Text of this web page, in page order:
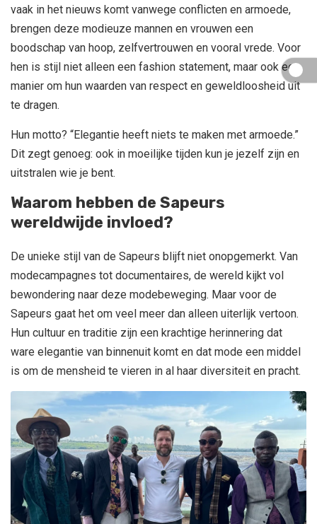
vaak in het nieuws komt vanwege conflicten en armoede,
brengen deze modieuze mannen en vrouwen een
boodschap van hoop, zelfvertrouwen en vooral vrede. Voor
hen is stijl niet alleen een fashion statement, maar ook een
manier om hun waarden van respect en geweldloosheid uit
te dragen.
Hun motto? “Elegantie heeft niets te maken met armoede.”
Dit zegt genoeg: ook in moeilijke tijden kun je jezelf zijn en
uitstralen wie je bent.
Waarom hebben de Sapeurs
wereldwijde invloed?
De unieke stijl van de Sapeurs blijft niet onopgemerkt. Van
modecampagnes tot documentaires, de wereld kijkt vol
bewondering naar deze modebeweging. Maar voor de
Sapeurs gaat het om veel meer dan alleen uiterlijk vertoon.
Hun cultuur en traditie zijn een krachtige herinnering dat
ware elegantie van binnenuit komt en dat mode een middel
is om de mensheid te vieren in al haar diversiteit en pracht.